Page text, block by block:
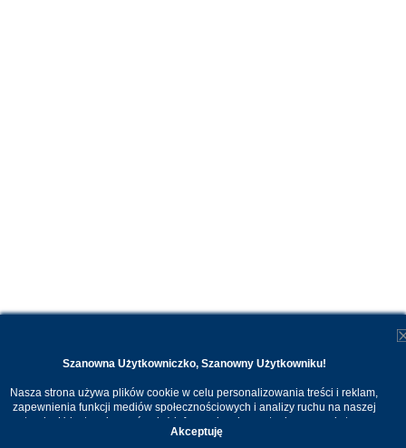
Szanowna Użytkowniczko, Szanowny Użytkowniku!
Nasza strona używa plików cookie w celu personalizowania treści i reklam,
zapewnienia funkcji mediów społecznościowych i analizy ruchu na naszej
stronie. Udostępniamy również informacje o korzystaniu z naszej strony
internetowej naszym zaufanym partnerom. Dzięki cookies możemy
Akceptuję